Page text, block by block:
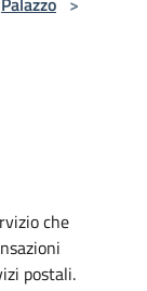
che
postali.